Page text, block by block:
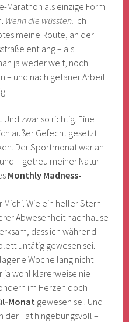
Marathon als einzige Form
Wenn die wüssten. Ich
meine Route, an der
entlang – als
ja weder weit, noch
– und nach getaner Arbeit
Und zwar so richtig. Eine
außer Gefecht gesetzt
Der Sportmonat war an
– getreu meiner Natur –
Monthly Madness-
Wie ein heller Stern
Abwesenheit nachhause
dass ich während
untätig gewesen sei.
Woche lang nicht
ja wohl klarerweise nie
im Herzen doch
Monat gewesen sei. Und
der Tat hingebungsvoll –